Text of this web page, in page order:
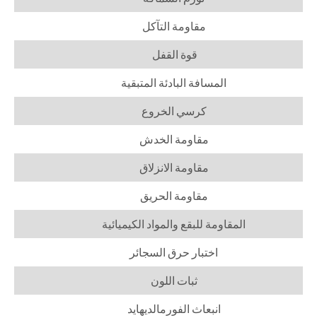
مقاومة التآكل
قوة القفل
المسافة البادئة المتبقية
كرسي الخروع
مقاومة الخدش
مقاومة الانزلاق
مقاومة الحريق
المقاومة للبقع والمواد الكيميائية
اختبار حرق السجائر
ثبات اللون
انبعاث الفورمالديهايد